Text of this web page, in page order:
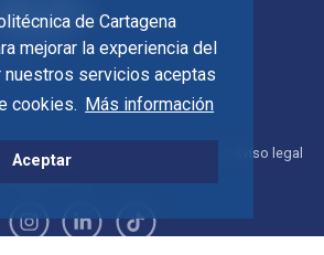
de Cartagena
mejorar la experiencia del
nuestros servicios aceptas
cookies. Más información
Aceptar
Accesibilidad
Aviso legal
Transparencia